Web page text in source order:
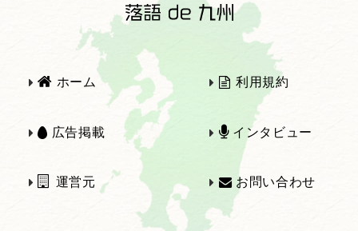
2022年
2021年 2020年
2019年 2018年
2017年 2016年
ホーム 利用規約
広告掲載 インタビュー
運営元 お問い合わせ